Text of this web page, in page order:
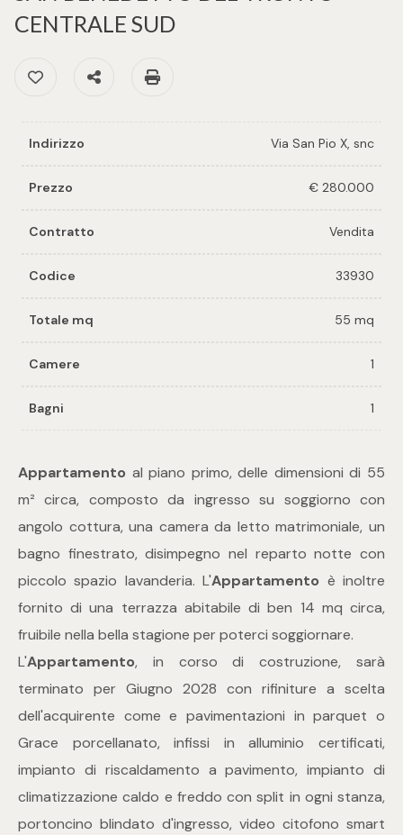
CENTRALE SUD
Preferiti: Cod. 33930
Condividi
Indirizzo Via San Pio X, snc
Prezzo € 280.000
Contratto Vendita
Codice 33930
Totale mq 55 mq
Camere 1
Bagni 1
Appartamento al piano primo, delle dimensioni di 55
m² circa, composto da ingresso su soggiorno con
angolo cottura, una camera da letto matrimoniale, un
bagno finestrato, disimpegno nel reparto notte con
piccolo spazio lavanderia. L'Appartamento è inoltre
fornito di una terrazza abitabile di ben 14 mq circa,
fruibile nella bella stagione per poterci soggiornare.
L'Appartamento, in corso di costruzione, sarà
terminato per Giugno 2028 con rifiniture a scelta
dell'acquirente come e pavimentazioni in parquet o
Grace porcellanato, infissi in alluminio certificati,
impianto di riscaldamento a pavimento, impianto di
climatizzazione caldo e freddo con split in ogni stanza,
portoncino blindato d'ingresso, video citofono smart
per voi
Richiedi
un
vendi il
immobile
Contattaci
-
Residenziali
Industriali
Terreni
Prezzo
Totale
mq